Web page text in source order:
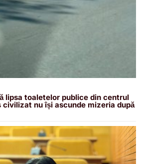
lipsa toaletelor publice din centrul
civilizat nu își ascunde mizeria după